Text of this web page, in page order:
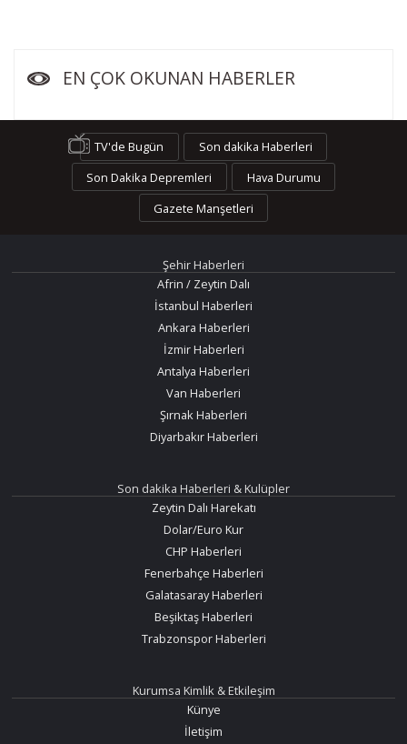
EN ÇOK OKUNAN HABERLER
TV'de Bugün
Son dakika Haberleri
Son Dakika Depremleri
Hava Durumu
Gazete Manşetleri
Şehir Haberleri
Afrin / Zeytin Dalı
İstanbul Haberleri
Ankara Haberleri
İzmir Haberleri
Antalya Haberleri
Van Haberleri
Şırnak Haberleri
Diyarbakır Haberleri
Son dakika Haberleri & Kulüpler
Zeytin Dalı Harekatı
Dolar/Euro Kur
CHP Haberleri
Fenerbahçe Haberleri
Galatasaray Haberleri
Beşiktaş Haberleri
Trabzonspor Haberleri
Kurumsa Kimlik & Etkileşim
Künye
İletişim